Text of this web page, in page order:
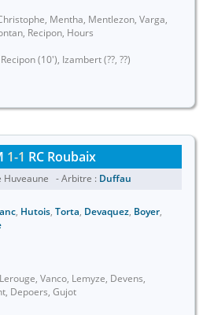
Mentha, Mentlezon, Varga,
Recipon, Hours
(10'), Izambert (??, ??)
1-1 RC Roubaix
Huveaune - Arbitre : Duffau
, Hutois, Torta, Devaquez, Boyer,
Vanco, Lemyze, Devens,
Depoers, Gujot